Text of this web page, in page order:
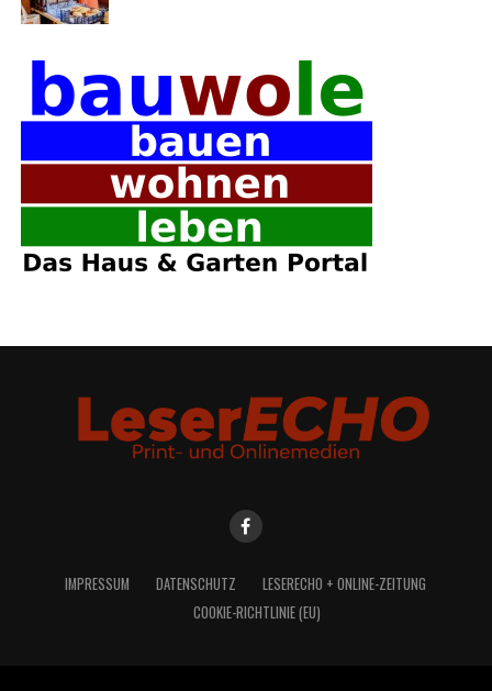
IMPRES­SUM DATEN­SCHUTZ
LESE­R­ECHO + ONLINE-ZEITUNG
COO­KIE-RICH­T­­LI­­NIE (EU)